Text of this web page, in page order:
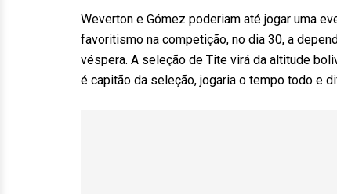
Weverton e Gómez poderiam até jogar uma
favoritismo na competição, no dia 30, a
véspera. A seleção de Tite virá da altitude
é capitão da seleção, jogaria o tempo todo e